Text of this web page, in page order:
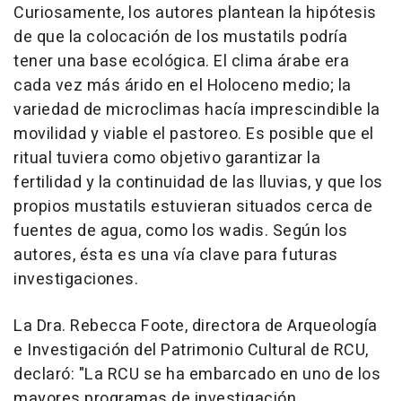
Curiosamente, los autores plantean la hipótesis
de que la colocación de los mustatils podría
tener una base ecológica. El clima árabe era
cada vez más árido en el Holoceno medio; la
variedad de microclimas hacía imprescindible la
movilidad y viable el pastoreo. Es posible que el
ritual tuviera como objetivo garantizar la
fertilidad y la continuidad de las lluvias, y que los
propios mustatils estuvieran situados cerca de
fuentes de agua, como los wadis. Según los
autores, ésta es una vía clave para futuras
investigaciones.
La Dra. Rebecca Foote, directora de Arqueología
e Investigación del Patrimonio Cultural de RCU,
declaró: "La RCU se ha embarcado en uno de los